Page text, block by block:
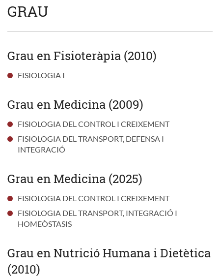
GRAU
Grau en Fisioteràpia (2010)
FISIOLOGIA I
Grau en Medicina (2009)
FISIOLOGIA DEL CONTROL I CREIXEMENT
FISIOLOGIA DEL TRANSPORT, DEFENSA I
INTEGRACIÓ
Grau en Medicina (2025)
FISIOLOGIA DEL CONTROL I CREIXEMENT
FISIOLOGIA DEL TRANSPORT, INTEGRACIÓ I
HOMEÒSTASIS
Grau en Nutrició Humana i Dietètica
(2010)